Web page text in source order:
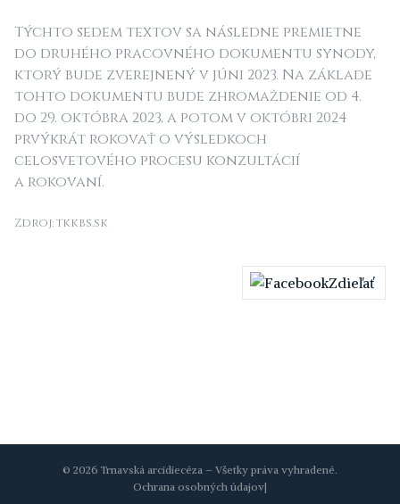
Týchto sedem textov sa následne premietne
do druhého pracovného dokumentu synody,
ktorý bude zverejnený v júni 2023. Na základe
tohto dokumentu bude zhromaždenie od 4.
do 29. októbra 2023, a potom v októbri 2024
prvýkrát rokovať o výsledkoch
celosvetového procesu konzultácií
a rokovaní.
Zdroj: tkkbs.sk
Zdieľať
© 2026 Trnavská arcidiecéza – Všetky práva vyhradené.
Ochrana osobných údajov|